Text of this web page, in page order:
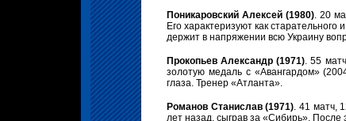
Поникаровский Алексей (1980). 20
Его характеризуют как
держит в напряжении всю Украину
Прокопьев Александр (1971). 55
золотую медаль с «Авангардом»
глаза. Тренер «Атланта».
Романов Станислав (1971). 41 матч,
лет назад, сыграв за «Сибирь». После